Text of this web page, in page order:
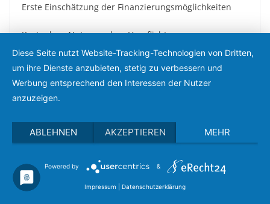
Erste Einschätzung der Finanzierungsmöglichkeiten
Kostenlose Nutzung ohne Verpflichtung
Grenzen der Online-
Tools
Keine individuelle Beratung und Anpassung
Sonderkonditionen
Keine Unterstützung bei Fördermittelanträgen
Diese Seite nutzt Website-Tracking-Technologien von Dritten,
um ihre Dienste anzubieten, stetig zu verbessern und
Werbung entsprechend den Interessen der Nutzer
anzuzeigen.
ABLEHNEN AKZEPTIEREN MEHR
Powered by &
Impressum Datenschutzerklärung